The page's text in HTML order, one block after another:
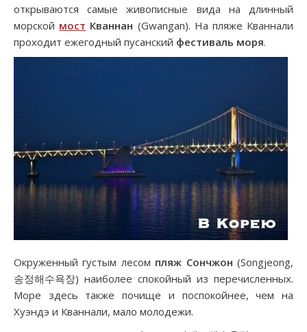
открываются самые живописные вида на длинный
морской мост Кваннан (Gwangan). На пляже Кваннали
проходит ежегодный пусанский фестиваль моря.
Окруженный густым лесом пляж Сончжон (Songjeong,
송정해수욕장) наиболее спокойный из перечисленных.
Море здесь также почище и поспокойнее, чем на
Хуэндэ и Кваннали, мало молодежи.